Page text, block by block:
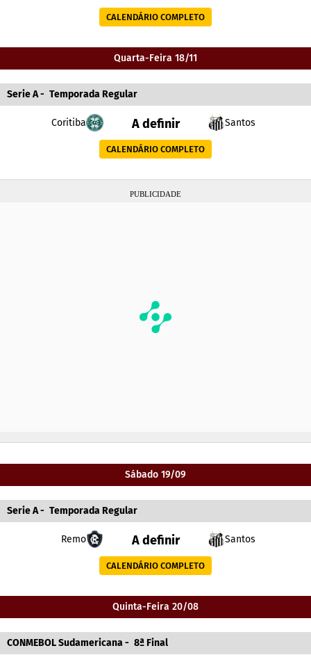
CALENDÁRIO COMPLETO
Quarta-Feira 18/11
Serie A- Temporada Regular
Coritiba A definir Santos
CALENDÁRIO COMPLETO
Sábado 19/09
Serie A- Temporada Regular
Remo A definir Santos
CALENDÁRIO COMPLETO
Quinta-Feira 20/08
CONMEBOL Sudamericana- 8ª Final